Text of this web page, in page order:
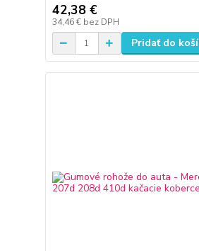
42,38 €
34,46 € bez DPH
Pridať do